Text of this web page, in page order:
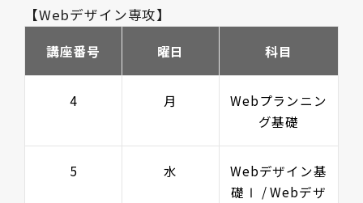
【Webデザイン専攻】
講座番号 曜日 科目
4 月
Webプランニン
グ基礎
5 水
Webデザイン基
礎Ⅰ / Webデザ